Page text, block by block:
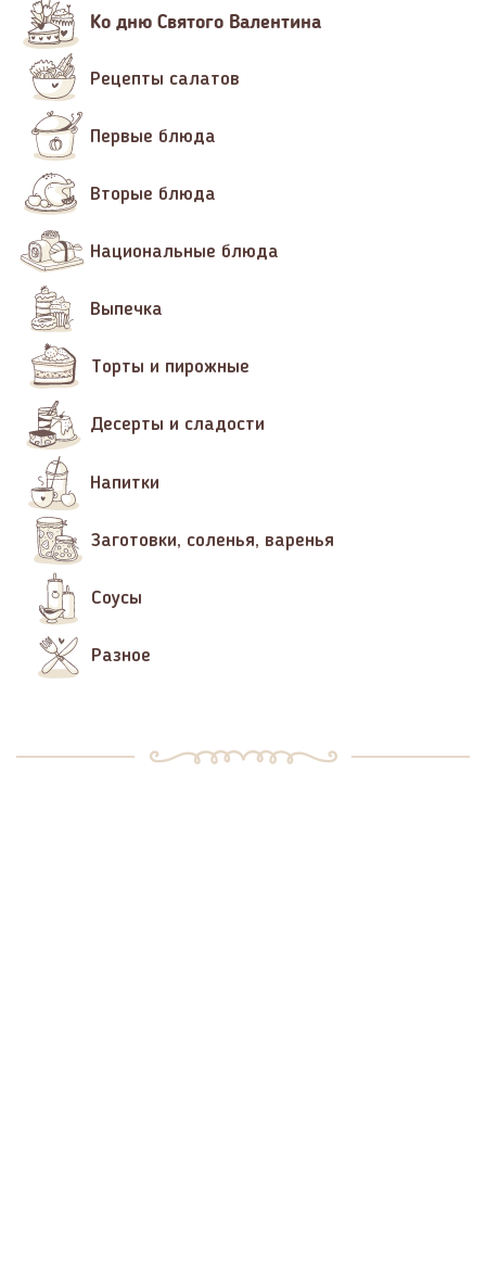
Ко дню Святого Валентина
Рецепты салатов
Первые блюда
Вторые блюда
Национальные блюда
Выпечка
Торты и пирожные
Десерты и сладости
Напитки
Заготовки, соленья, варенья
Соусы
Разное